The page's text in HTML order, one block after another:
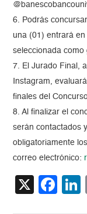
6. Podrás
una (01) entrará
seleccionada
7. El Jurado Final,
Instagram,
finales del
8. Al finalizar el
serán contactados
obligatoriamente
correo electrónico:
X